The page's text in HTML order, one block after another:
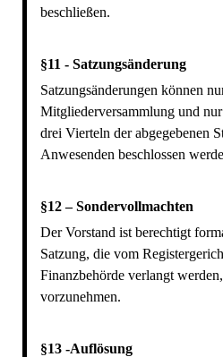
beschließen.
§11 - Satzungsänderung
Satzungsänderungen können
Mitgliederversammlung und
drei Vierteln der abgegebenen
Anwesenden beschlossen
§12 – Sondervollmachten
Der Vorstand ist berechtigt
Satzung, die vom
Finanzbehörde verlangt
vorzunehmen.
§13 -Auflösung